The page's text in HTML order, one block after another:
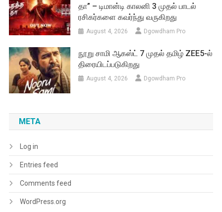
தா” – டிமான்டி காலனி 3 முதல் பாடல்
ரசிகர்களை கவர்ந்து வருகிறது
August 4, 2026 Dgowdham Pro
நூறு சாமி ஆகஸ்ட் 7 முதல் தமிழ் ZEE5-ல்
திரையிடப்படுகிறது
August 4, 2026 Dgowdham Pro
META
Log in
Entries feed
Comments feed
WordPress.org